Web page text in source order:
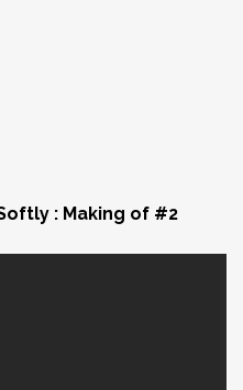
: Making of #2